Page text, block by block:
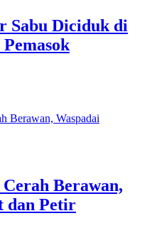
Sabu Diciduk di
Berawan,
dan Petir